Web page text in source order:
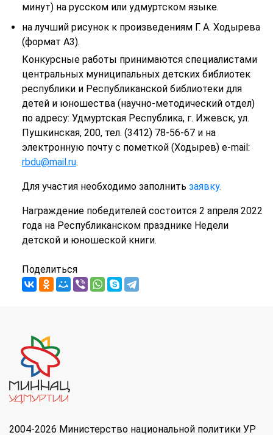
минут) на русском или удмуртском языке.
на лучший рисунок к произведениям Г. А. Ходырева
(формат А3).
Конкурсные работы принимаются специалистами
центральных муниципальных детских библиотек
республики и Республиканской библиотеки для
детей и юношества (научно-методический отдел)
по адресу: Удмуртская Республика, г. Ижевск, ул.
Пушкинская, 200, тел. (3412) 78-56-67 и на
электронную почту с пометкой (Ходырев) e-mail:
rbdu@mail.ru.
Для участия необходимо заполнить заявку.
Награждение победителей состоится 2 апреля 2022
года на Республиканском празднике Недели
детской и юношеской книги.
Поделиться
2004-2026 Министерство национальной политики УР